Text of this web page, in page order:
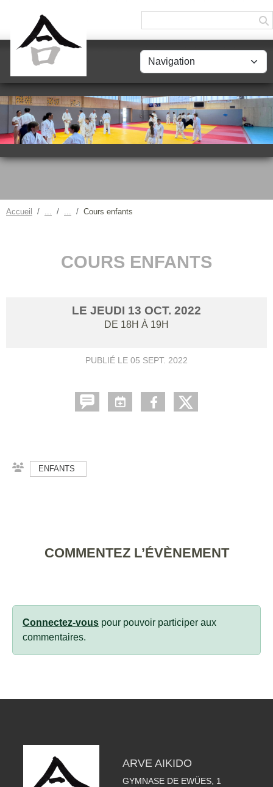
Accueil Cours enfants
COURS ENFANTS
LE JEUDI 13 OCT. 2022
DE 18H À 19H
PUBLIÉ LE 05 SEPT. 2022
ENFANTS
COMMENTEZ L’ÉVÈNEMENT
Connectez-vous pour pouvoir participer aux
commentaires.
ARVE AIKIDO
GYMNASE DE EWÜES, 1